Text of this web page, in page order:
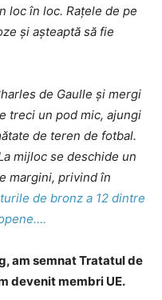
loc în loc. Rațele de pe
și așteaptă să fie
de Gaulle și mergi
treci un pod mic, ajungi
de teren de fotbal.
mijloc se deschide un
margini, privind în
de bronz a 12 dintre
am semnat Tratatul de
devenit membri UE.